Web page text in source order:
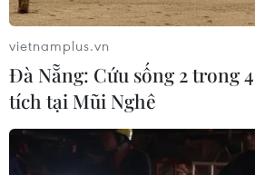
vietnamplus.vn
Đà Nẵng: Cứu sống 2 trong
tích tại Mũi Nghê